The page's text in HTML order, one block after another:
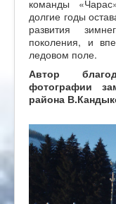
команды
долгие годы
развития
поколения, и
ледовом поле.
Автор
фотографии
района